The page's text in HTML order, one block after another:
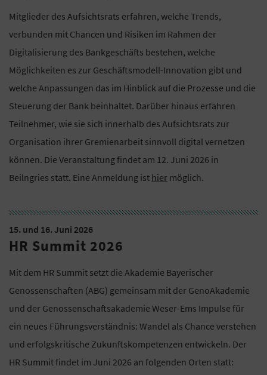
Mitglieder des Aufsichtsrats erfahren, welche Trends,
verbunden mit Chancen und Risiken im Rahmen der
Digitalisierung des Bankgeschäfts bestehen, welche
Möglichkeiten es zur Geschäftsmodell-Innovation gibt und
welche Anpassungen das im Hinblick auf die Prozesse und die
Steuerung der Bank beinhaltet. Darüber hinaus erfahren
Teilnehmer, wie sie sich innerhalb des Aufsichtsrats zur
Organisation ihrer Gremienarbeit sinnvoll digital vernetzen
können. Die Veranstaltung findet am 12. Juni 2026 in
Beilngries statt. Eine Anmeldung ist hier möglich.
15. und 16. Juni 2026
HR Summit 2026
Mit dem HR Summit setzt die Akademie Bayerischer
Genossenschaften (ABG) gemeinsam mit der GenoAkademie
und der Genossenschaftsakademie Weser-Ems Impulse für
ein neues Führungsverständnis: Wandel als Chance verstehen
und erfolgskritische Zukunftskompetenzen entwickeln. Der
HR Summit findet im Juni 2026 an folgenden Orten statt: